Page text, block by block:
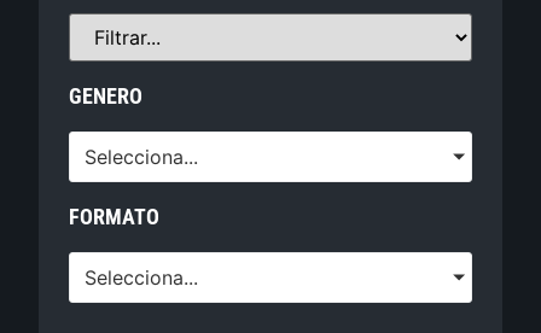
GENERO
Selecciona...
FORMATO
Selecciona...